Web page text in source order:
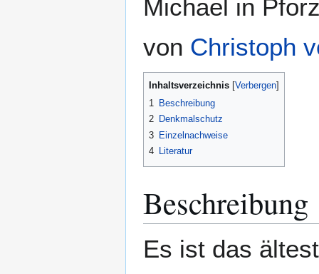
Michael in
von Christoph
Inhaltsverzeichnis
1 Beschreibung
2 Denkmalschutz
3 Einzelnachweise
4 Literatur
Beschreibung
Es ist das